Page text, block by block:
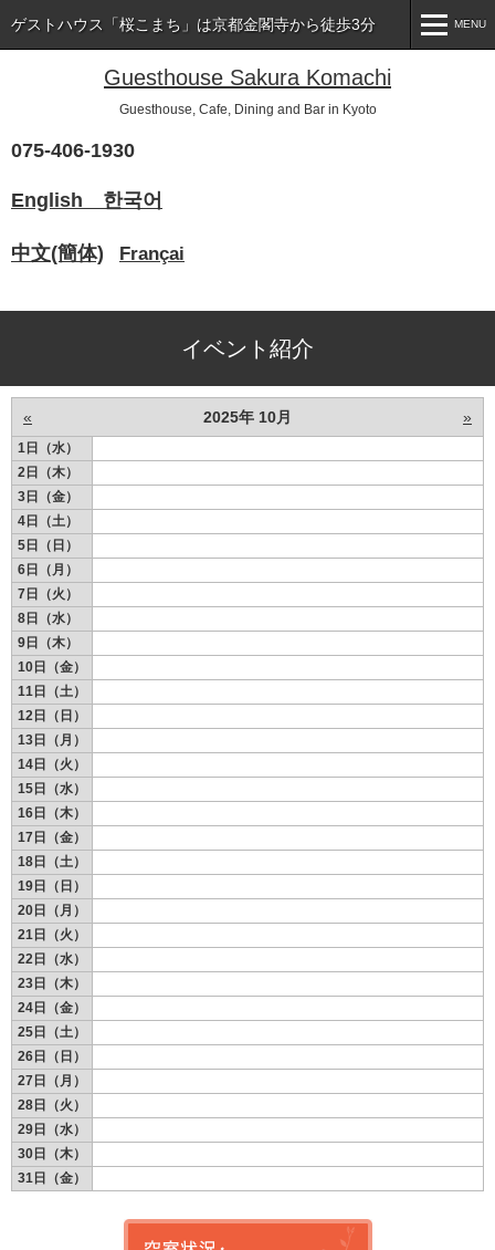
ゲストハウス「桜こまち」は京都金閣寺から徒歩3分 MENU
MENU
お部屋タイプの紹介と料金
カフェ＆ダイニング･バー「桜こまち」
「桜こまち」へのアクセス
イベント紹介
「桜こまち」からのお知らせ
お問い合わせ
空室状況と宿泊のご予約はこちらから
Guesthouse Sakura Komachi
Guesthouse, Cafe, Dining and Bar in Kyoto
075-406-1930
English 한국어
中文(簡体) Françai
イベント紹介
« 2025年 10月 »
1日（水）
2日（木）
3日（金）
4日（土）
5日（日）
6日（月）
7日（火）
8日（水）
9日（木）
10日（金）
11日（土）
12日（日）
13日（月）
14日（火）
15日（水）
16日（木）
17日（金）
18日（土）
19日（日）
20日（月）
21日（火）
22日（水）
23日（木）
24日（金）
25日（土）
26日（日）
27日（月）
28日（火）
29日（水）
30日（木）
31日（金）